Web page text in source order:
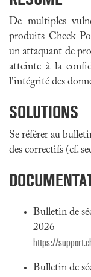
De multiples
produits Check
un attaquant de
atteinte à la
l'intégrité des
SOLUTIONS
Se référer au
des correctifs (cf.
Bulletin de
2026
https://
Bulletin de